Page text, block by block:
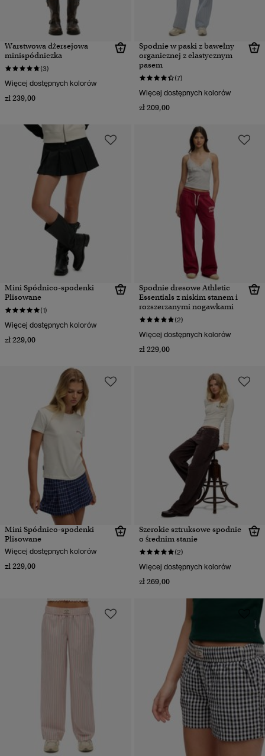
Warstwowa dżersejowa
minispódniczka
(3)
Więcej dostępnych kolorów
zł 239,00
Spodnie w paski z bawełny
organicznej z elastycznym
pasem
(7)
Więcej dostępnych kolorów
zł 209,00
Mini Spódnico-spodenki
Plisowane
(1)
Więcej dostępnych kolorów
zł 229,00
Spodnie dresowe Athletic
Essentials z niskim stanem i
rozszerzanymi nogawkami
(2)
Więcej dostępnych kolorów
zł 229,00
Mini Spódnico-spodenki
Plisowane
Więcej dostępnych kolorów
zł 229,00
Szerokie sztruksowe spodnie
o średnim stanie
(2)
Więcej dostępnych kolorów
zł 269,00